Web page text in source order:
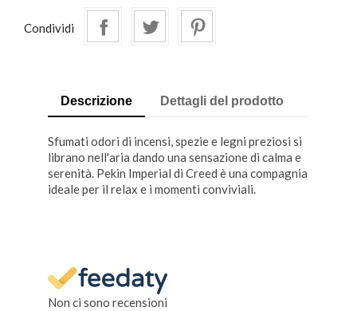
Condividi
Descrizione Dettagli del prodotto
Sfumati odori di incensi, spezie e legni preziosi si
librano nell'aria dando una sensazione di calma e
serenità. Pekin Imperial di Creed è una compagnia
ideale per il relax e i momenti conviviali.
Non ci sono recensioni